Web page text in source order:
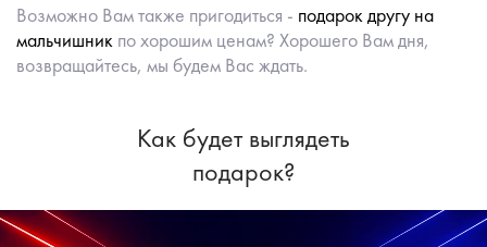
Возможно Вам также пригодиться - подарок другу на
мальчишник по хорошим ценам? Хорошего Вам дня,
возвращайтесь, мы будем Вас ждать.
Как будет выглядеть
подарок?